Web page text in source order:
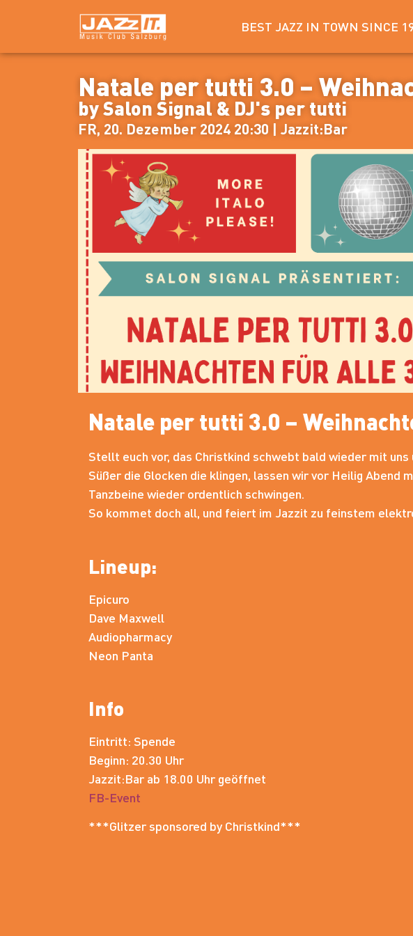
BEST JAZZ IN TOWN SINCE
Natale per tutti 3.0 –
by Salon Signal & DJ's per tutti
FR, 20. Dezember 2024 20:30 | Jazzit:Bar
Natale per tutti 3.0 –
Stellt euch vor, das Christkind schwebt bald wieder mit uns
Süßer die Glocken die klingen, lassen wir vor Heilig Abend
Tanzbeine wieder ordentlich schwingen.
So kommet doch all, und feiert im Jazzit zu feinstem
Lineup:
Epicuro
Dave Maxwell
Audiopharmacy
Neon Panta
Info
Eintritt: Spende
Beginn: 20.30 Uhr
Jazzit:Bar ab 18.00 Uhr geöffnet
FB-Event
***Glitzer sponsored by Christkind***